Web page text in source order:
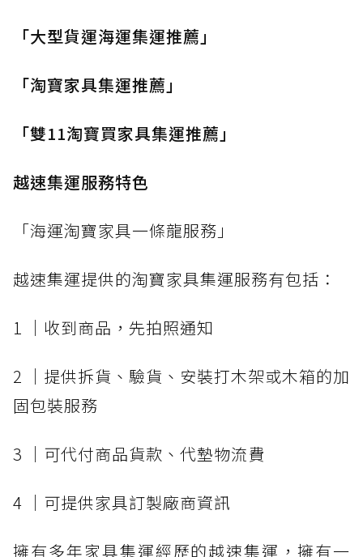
「大型貨運海運集運推薦」
「淘寶家具集運推薦」
「雙11淘寶買家具集運推薦」
越速集運服務特色
「海運淘寶家具一條龍服務」
越速集運提供的淘寶家具集運服務有包括：
1 │收到商品，先拍照通知
2 │提供拆貨、驗貨、安裝打木架或木箱的加
固包裝服務
3 │可代付商品貨款、代墊物流費
4 │可提供家具訂製廠商資訊
擁有多年家具集運經歷的越速集運，擁有一